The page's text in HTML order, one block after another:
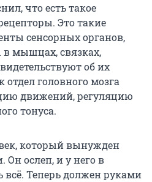
что есть такое
Это такие
сенсорных органов,
мышцах, связках,
об их
головного мозга
движений, регуляцию
тонуса.
который вынужден
Он ослеп, и у него в
всё. Теперь должен руками